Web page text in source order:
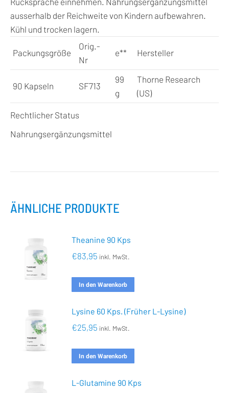
ausserhalb der Reichweite von Kindern aufbewahren.
Kühl und trocken lagern.
Packungsgröße
Orig.-
Nr
e** Hersteller
90 Kapseln SF713
99
g
Thorne Research
(US)
Rechtlicher Status
Nahrungsergänzungsmittel
ÄHNLICHE PRODUKTE
Theanine 90 Kps
€83,95 inkl. MwSt.
In den Warenkorb
Lysine 60 Kps. (Früher L-Lysine)
€25,95 inkl. MwSt.
In den Warenkorb
L-Glutamine 90 Kps